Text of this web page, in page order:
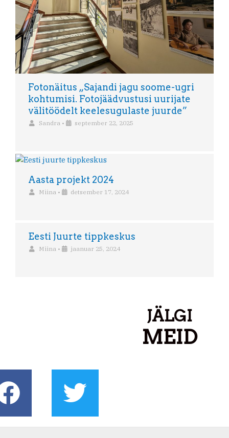
Fotonäitus „Sajandi jagu soome-ugri
kohtumisi. Fotojäädvustusi uurijate
välitöödelt keelesugulaste juurde”
Sandra • september 22, 2025
Aasta projekt 2024
Miina • detsember 17, 2024
Eesti Juurte tippkeskus
Miina • jaanuar 25, 2024
JÄLGI
MEID
F
a
c
T
w
i